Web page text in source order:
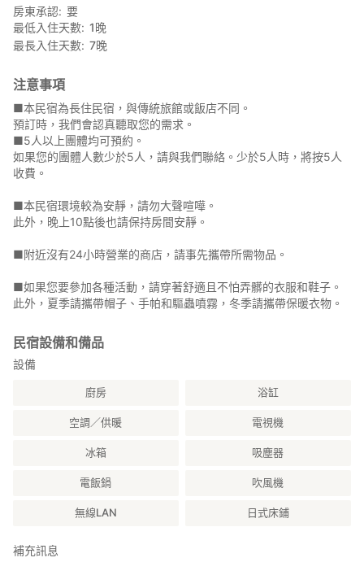
著舒適的衣服和鞋子，以免弄髒。您將進入竹林，如果您擔心被蚊
蟲叮咬，請攜帶驅蟲劑。
您還將有機會用採摘的竹筍烹飪美食。
・價格：5,155日圓起/人
・預訂截止日期：入住前7天
○ 餐食
■ 早餐
[用餐時間] 上午7:00 - 上午8:00
[用餐地點] 共享空間
例如：米飯、味噌湯、烤魚、雞蛋料理、納豆
使用當地蔬菜的沙拉、甜點
■ 防過敏
○ 附近商業設施
附近沒有便利商店。
■ 超市
・A-CO-OP...（開車約10分鐘）
○ 週邊推薦景點
日本七大藥師寺之一。據說，矗立在山門兩側的仁王像威力巨大，
上與身體不適部位對應的位置，即使是重病也能痊癒。神社參道入
產薑黃糖。
房東承認
要
最低入住天數 1晚
最長入住天數 7晚
注意事項
■本民宿為長住民宿，與傳統旅館或飯店不同。
預訂時，我們會認真聽取您的需求。
■5人以上團體均可預約。
如果您的團體人數少於5人，請與我們聯絡。少於5人時，將按5人
收費。
■本民宿環境較為安靜，請勿大聲喧嘩。
此外，晚上10點後也請保持房間安靜。
■附近沒有24小時營業的商店，請事先攜帶所需物品。
■如果您要參加各種活動，請穿著舒適且不怕弄髒的衣服和鞋子。
此外，夏季請攜帶帽子、手帕和驅蟲噴霧，冬季請攜帶保暖衣物。
民宿設備和備品
設備
廚房 浴缸
空調／供暖 電視機
冰箱 吸塵器
電飯鍋 吹風機
無線LAN 日式床鋪
補充訊息